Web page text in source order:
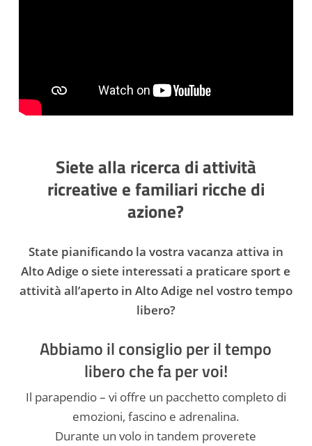
Siete alla ricerca di attività
ricreative e familiari ricche di
azione?
State pianificando la vostra vacanza attiva in
Alto Adige o siete interessati a praticare sport e
attività all’aperto in Alto Adige nel vostro tempo
libero?
Abbiamo il consiglio per il tempo
libero che fa per voi!
Il parapendio – vi offre un pacchetto completo di
emozioni, fascino e adrenalina.
Durante un volo in tandem proverete